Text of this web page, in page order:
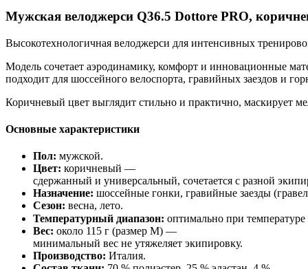
Мужская велоджерси Q36.5 Dottore PRO,
Высокотехнологичная велоджерси для интенсивных
Модель сочетает аэродинамику, комфорт и инновационные
подходит для шоссейного велоспорта, гравийных заездов и
Коричневый цвет выглядит стильно и практично, маскирует
Основные характеристики
Пол: мужской.
Цвет: коричневый —
сдержанный и универсальный, сочетается с разной
Назначение: шоссейные гонки, гравийные заезды
Сезон: весна, лето.
Температурный диапазон: оптимально при температуре
Вес: около 115 г (размер M) —
минимальный вес не утяжеляет экипировку.
Производство: Италия.